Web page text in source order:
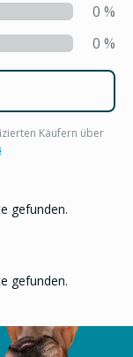
0 %
0 %
Käufern über
gefunden.
gefunden.